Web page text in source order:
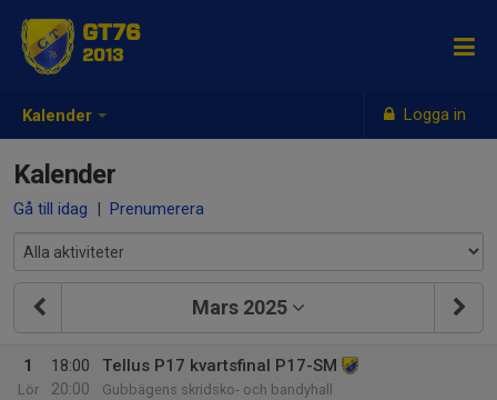
Kalender Logga in
GT76
2013
Kalender
Gå till idag | Prenumerera
Mars 2025
1
Lör
18:00
20:00
Tellus P17 kvartsfinal P17-SM
Gubbägens skridsko- och bandyhall